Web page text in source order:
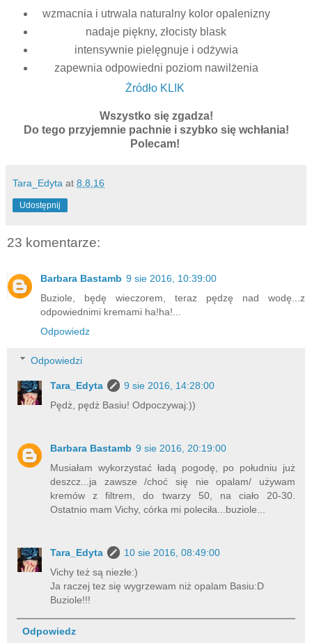
wzmacnia i utrwala naturalny kolor opalenizny
nadaje piękny, złocisty blask
intensywnie pielęgnuje i odżywia
zapewnia odpowiedni poziom nawilżenia
Żródło KLIK
Wszystko się zgadza!
Do tego przyjemnie pachnie i szybko się wchłania!
Polecam!
Tara_Edyta at 8.8.16
Udostępnij
23 komentarze:
Barbara Bastamb 9 sie 2016, 10:39:00
Buziole, będę wieczorem, teraz pędzę nad wodę...z
odpowiednimi kremami ha!ha!...
Odpowiedz
Odpowiedzi
Tara_Edyta
9 sie 2016, 14:28:00
Pędż, pędż Basiu! Odpoczywaj:))
Barbara Bastamb 9 sie 2016, 20:19:00
Musiałam wykorzystać ładą pogodę, po południu już
deszcz...ja zawsze /choć się nie opalam/ używam
kremów z filtrem, do twarzy 50, na ciało 20-30.
Ostatnio mam Vichy, córka mi poleciła...buziole...
Tara_Edyta
10 sie 2016, 08:49:00
Vichy też są niezłe:)
Ja raczej tez się wygrzewam niż opalam Basiu:D
Buziole!!!
Odpowiedz